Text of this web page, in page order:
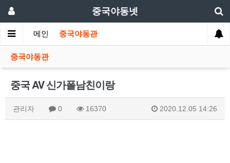
중국야동넷
메인 중국야동관
중국야동관
중국 AV 신가폴남친이랑
관리자 0 16370 2020.12.05 14:26